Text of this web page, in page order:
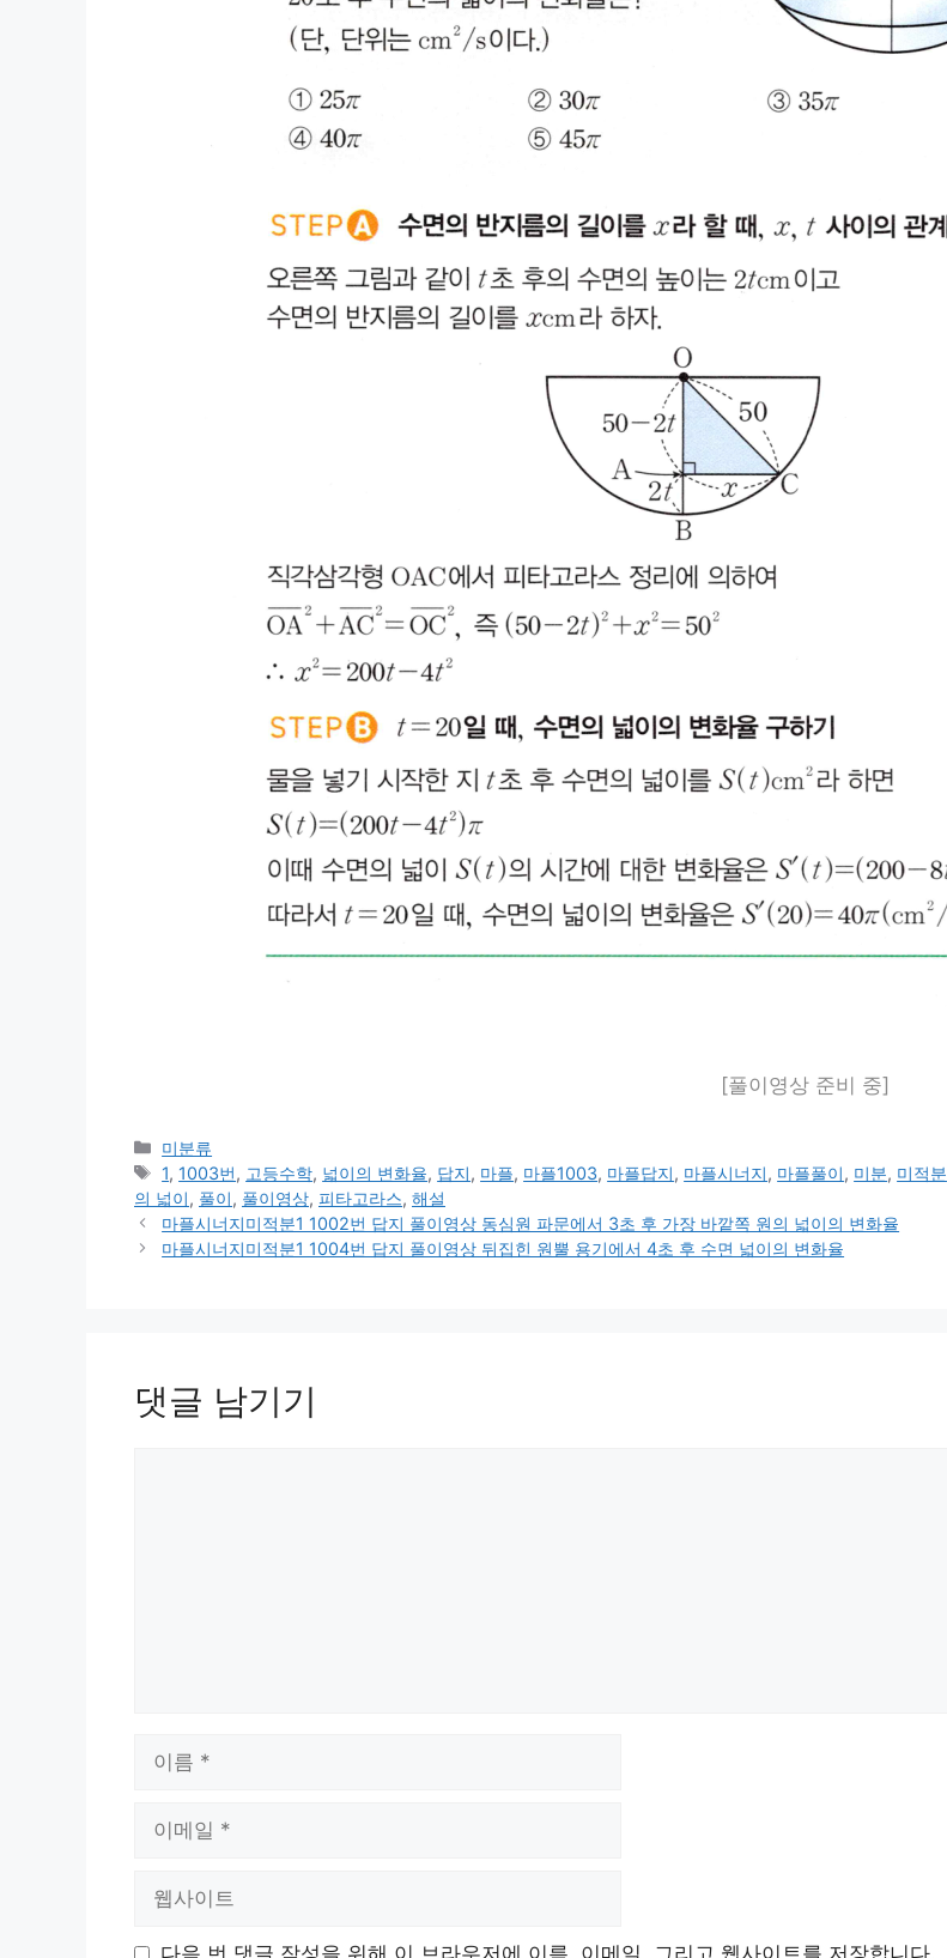
[풀이영상 준비 중]
카
테
고
리
미분류
태
그
1, 1003번, 고등수학, 넓이의 변화율, 답지, 마플, 마플1003, 마플답지, 마플시너지, 마플풀이, 미분, 미적분
의 넓이, 풀이, 풀이영상, 피타고라스, 해설
마플시너지미적분1 1002번 답지 풀이영상 동심원 파문에서 3초 후 가장 바깥쪽 원의 넓이의 변화율
마플시너지미적분1 1004번 답지 풀이영상 뒤집힌 원뿔 용기에서 4초 후 수면 넓이의 변화율
댓글 남기기
이 다음 번 댓글 작성을 위해 이 브라우저에 이름, 이메일, 그리고 웹사이트를 저장합니다.